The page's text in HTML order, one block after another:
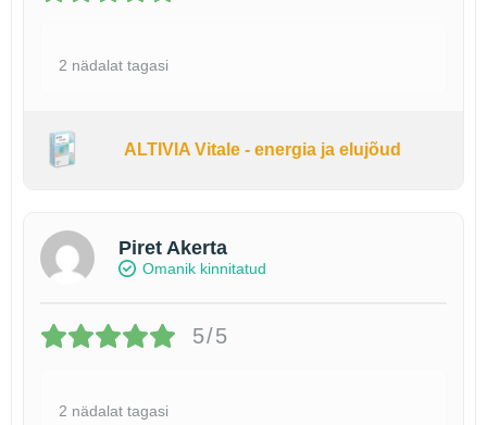
2 nädalat tagasi
ALTIVIA Vitale - energia ja elujõud
Piret Akerta
Omanik kinnitatud
5/5
2 nädalat tagasi